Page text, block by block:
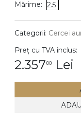
DIAMANTE
Cercei
Mărime: 2.5
Categorii: Cercei
Preț cu TVA inclus:
2.35700 Lei